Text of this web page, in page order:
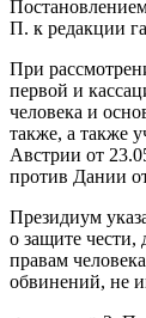
П. к редакции
При
первой и
человека и
также, а также
Австрии от
против Дании
Президиум
о защите
правам
обвинений, не